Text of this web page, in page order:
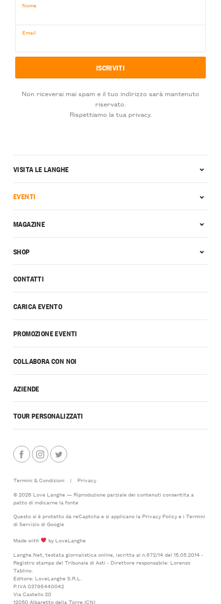
Nome
Email
Non riceverai mai spam e il tuo indirizzo sarà mantenuto
riservato.
Rispettiamo la tua privacy.
CONTATTI
CARICA EVENTO
PROMOZIONE EVENTI
COLLABORA CON NOI
AZIENDE
TOUR PERSONALIZZATI
VISITA LE LANGHE
EVENTI
MAGAZINE
SHOP
Termini & Condizioni |
Privacy
© 2026 Love Langhe — Riproduzione parziale dei contenuti consentita a
patto di indicarne la fonte
Questo si è protetto da reCaptcha e si applicano la Privacy Policye i Termini
di Serviziodi Google
Made with
by LoveLanghe
Langhe.Net, testata giornalistica online, iscritta al n.672/14 del 15.05.2014 -
Registro stampa del Tribunale di Asti - Direttore responsabile: Lorenzo
Tablino.
Editore: LoveLanghe S.R.L.
P.IVA 03796440042
Via Castello 20
12050 Albaretto della Torre (CN)